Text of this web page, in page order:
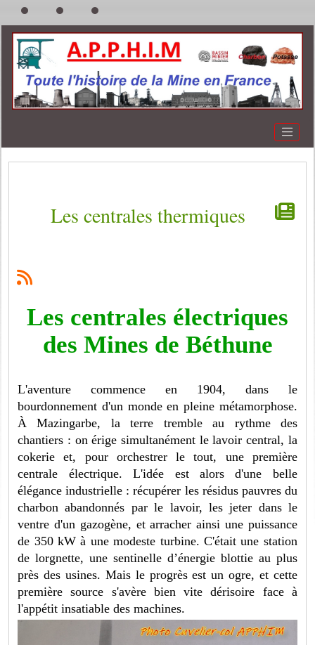
Les centrales thermiques
Les centrales électriques
des Mines de Béthune
L'aventure commence en 1904, dans le
bourdonnement d'un monde en pleine métamorphose.
À Mazingarbe, la terre tremble au rythme des
chantiers : on érige simultanément le lavoir central, la
cokerie et, pour orchestrer le tout, une première
centrale électrique. L'idée est alors d'une belle
élégance industrielle : récupérer les résidus pauvres du
charbon abandonnés par le lavoir, les jeter dans le
ventre d'un gazogène, et arracher ainsi une puissance
de 350 kW à une modeste turbine. C'était une station
de lorgnette, une sentinelle d’énergie blottie au plus
près des usines. Mais le progrès est un ogre, et cette
première source s'avère bien vite dérisoire face à
l'appétit insatiable des machines.